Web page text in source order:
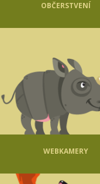
OBČERSTVENÍ
WEBKAMERY